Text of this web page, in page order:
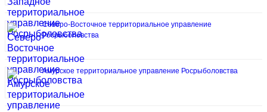
Северо-Восточное территориальное управление
Росрыболовства
Амурское территориальное управление Росрыболовства